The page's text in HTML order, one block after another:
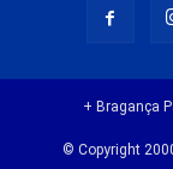
+ Bragança
© Copyright